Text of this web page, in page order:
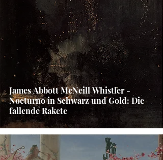
James Abbott McNeill Whistler -
Nocturno in Schwarz und Gold: Die
fallende Rakete